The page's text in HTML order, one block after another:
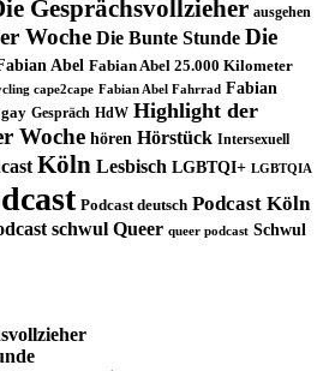
Gesprächsvollzieher ausgehen
Woche Die Bunte Stunde Die
Abel Fabian Abel 25.000 Kilometer
cape2cape Fabian Abel Fahrrad Fabian
gay Gespräch HdW Highlight der
Woche hören Hörstück Intersexuell
Köln Lesbisch LGBTQI+ LGBTQIA
Podcast deutsch Podcast Köln
schwul Queer queer podcast Schwul